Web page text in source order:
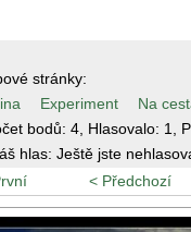
stránky:
Experiment
Na
bodů: 4 , Hlasovalo: 1 ,
hlas: Ještě jste
< Předchozí